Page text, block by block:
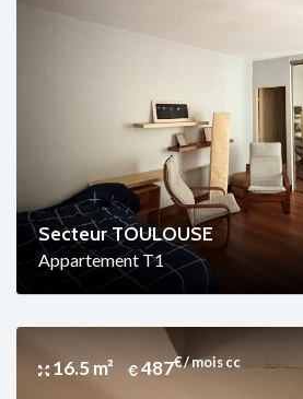
Secteur TOULOUSE
Appartement T1
16.5 m² 487€ / mois cc